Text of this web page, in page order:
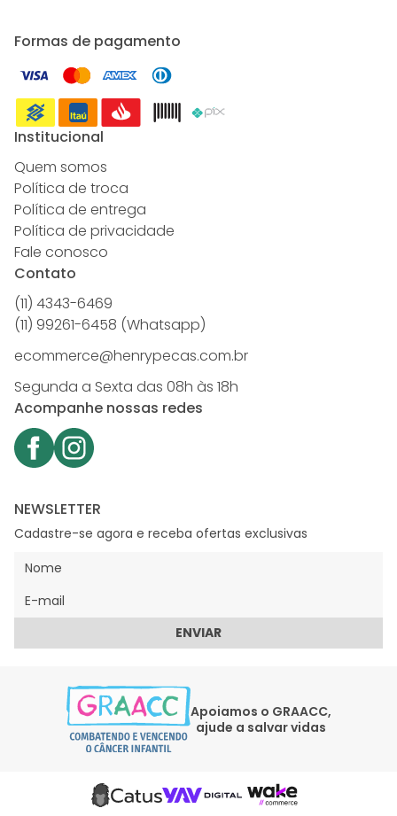
Formas de pagamento
Institucional
Quem somos
Política de troca
Política de entrega
Política de privacidade
Fale conosco
Contato
(11) 4343-6469
(11) 99261-6458 (Whatsapp)
ecommerce@henrypecas.com.br
Segunda a Sexta das 08h às 18h
Acompanhe nossas redes
NEWSLETTER
Cadastre-se agora e receba ofertas exclusivas
ENVIAR
Apoiamos o GRAACC,
ajude a salvar vidas